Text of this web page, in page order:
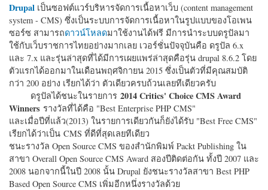
Drupal เป็นซอฟต์แวร์บริหารจัดการเนื้อหาเว็บ (content management
system - CMS) ซึ่งเป็นระบบการจัดการเนื้อหาในรูปแบบของโอเพน
ซอร์ซ สามารถดาวน์โหลดมาใช้งานได้ฟรี มีการนำระบบดรูปัลมา
ใช้กับเว็บราชการไทยอย่างมากเลย เวอร์ชั่นปัจจุบันคือ ดรูปัล 6.x
และ 7.x และรุ่นล่าสุดที่ได้มีการเผยแพร่ล่าสุดคือรุ่น drupal 8.6.2 โดย
ตัวแรกได้ออกมาในเดือนพฤศจิกายน 2015 ซึ่งเป็นตัวที่มีคุณสมบัติ
กว่า 200 อย่าง เรียกได้ว่า ตัวเดียวครบถ้วนเลยทีเดียวครับ
ดรูปัลได้ชนะในรายการ 2014 Critics' Choice CMS Award
Winners รางวัลที่ได้คือ "Best Enterprise PHP CMS"
และเมื่อปีที่แล้ว(2013) ในรายการเดียวกันก็ยังได้รับ "Best Free CMS"
เรียกได้ว่าเป็น CMS ที่ดีที่สุดเลยทีเดียว
ชนะรางวัล Open Source CMS ของสำนักพิมพ์ Packt Publishing ใน
สาขา Overall Open Source CMS Award สองปีติดต่อกัน ทั้งปี 2007 และ
2008 นอกจากนี้ในปี 2008 นั้น Drupal ยังชนะรางวัลสาขา Best PHP
Based Open Source CMS เพิ่มอีกหนึ่งรางวัลด้วย